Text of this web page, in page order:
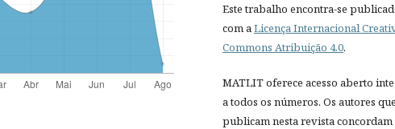
Este trabalho encontra-se
com aLicença Internacional
Commons Atribuição 4.0.
MATLIT oferece acesso aberto
a todos os números. Os autores
publicam nesta revista concordam